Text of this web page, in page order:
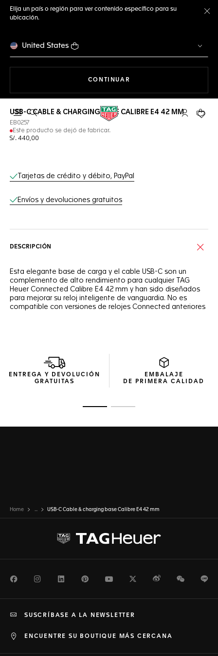
Elija un país o región para ver contenido específico para su
ubicación.
United States
CONTINUAR
Abrir el menú de búsqueda Cuenta Mi
Su
USB-C CABLE & CHARGING BASE CALIBRE E4 42 MM
EB0257
Este producto se dejó de fabricar.
S/. 440,00
Servicios online
Tarjetas de crédito y débito, PayPal
Envíos y devoluciones gratuitos
DESCRIPCIÓN
Esta elegante base de carga y el cable USB-C son un
complemento de alto rendimiento para cualquier TAG
Heuer Connected Calibre E4 42 mm y han sido diseñados
para mejorar su reloj inteligente de vanguardia. No es
compatible con versiones de relojes Connected anteriores
ENTREGA Y DEVOLUCIÓN
GRATUITAS
EMBALAJE
DE PRIMERA CALIDAD
Home ... USB-C Cable & charging base Calibre E4 42 mm
FacebookInstagramLinkedInPinterestYoutubeTwitterWeiboWeChat
ENCUENTRE SU BOUTIQUE MÁS CERCANA
SUSCRÍBASE A LA NEWSLETTER